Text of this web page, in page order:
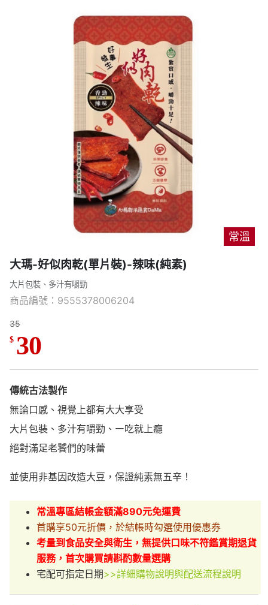
常溫
大瑪-好似肉乾(單片裝)-辣味(純素)
大片包裝、多汁有嚼勁
商品編號：9555378006204
35
$ 30
傳統古法製作
無論口感、視覺上都有大大享受
大片包裝、多汁有嚼勁、㇐吃就上癮
絕對滿足老饕們的味蕾
並使用非基因改造大豆，保證純素無五辛！
常溫專區結帳金額滿890元免運費
首購享50元折價，於結帳時勾選使用優惠券
考量到食品安全與衛生，無提供口味不符鑑賞期退貨
服務，首次購買請斟酌數量選購
宅配可指定日期>>詳細購物說明與配送流程說明